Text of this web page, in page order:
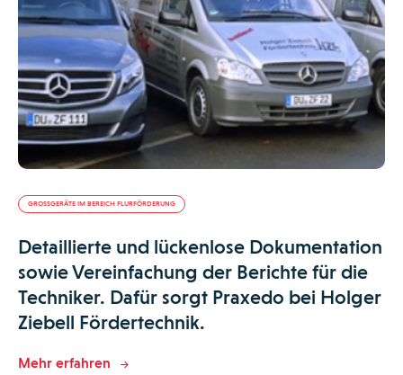
GROSSGERÄTE IM BEREICH FLURFÖRDERUNG
Detaillierte und lückenlose Dokumentation
sowie Vereinfachung der Berichte für die
Techniker. Dafür sorgt Praxedo bei Holger
Ziebell Fördertechnik.
Mehr erfahren